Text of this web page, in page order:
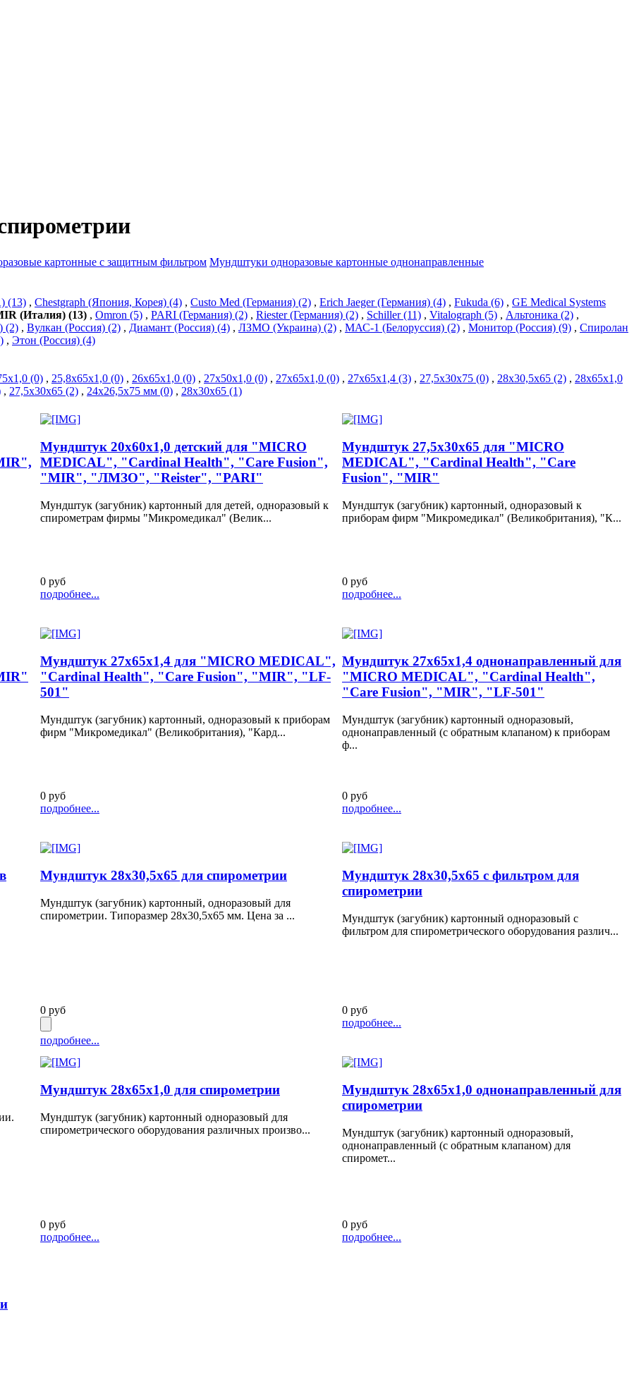
картонные с защитным фильтром Мундштуки одноразовые картонные однонаправленные
(13) , Chestgraph (Япония, Корея) (4) , Custo Med (Германия) (2) , Erich Jaeger (Германия) (4) , Fukuda (6) , GE Medical Systems
(Италия) (13) , Omron (5) , PARI (Германия) (2) , Riester (Германия) (2) , Schiller (11) , Vitalograph (5) , Альтоника (2) ,
(2) , Вулкан (Россия) (2) , Диамант (Россия) (4) , ЛЗМО (Украина) (2) , МАС-1 (Белоруссия) (2) , Монитор (Россия) (9) , Спиролан
, Этон (Россия) (4)
(0) , 25,8х65х1,0 (0) , 26х65х1,0 (0) , 27х50х1,0 (0) , 27х65х1,0 (0) , 27х65х1,4 (3) , 27,5х30х75 (0) , 28х30,5х65 (2) , 28х65х1,0
, 27,5х30х65 (2) , 24х26,5х75 мм (0) , 28х30х65 (1)
Мундштук 20х60х1,0 детский для "MICRO
MEDICAL", "Cardinal Health", "Care Fusion",
"MIR", "ЛМЗО", "Reister", "PARI"
Мундштук (загубник) картонный для детей, одноразовый к
спирометрам фирмы "Микромедикал" (Велик...
0 руб
подробнее...
Мундштук 27,5х30х65 для "MICRO
MEDICAL", "Cardinal Health", "Care
Fusion", "MIR"
Мундштук (загубник) картонный, одноразовый к
приборам фирм "Микромедикал" (Великобритания), "К...
0 руб
подробнее...
Мундштук 27х65х1,4 для "MICRO MEDICAL",
"Cardinal Health", "Care Fusion", "MIR", "LF-
501"
Мундштук (загубник) картонный, одноразовый к приборам
фирм "Микромедикал" (Великобритания), "Кард...
0 руб
подробнее...
Мундштук 27х65х1,4 однонаправленный для
"MICRO MEDICAL", "Cardinal Health",
"Care Fusion", "MIR", "LF-501"
Мундштук (загубник) картонный одноразовый,
однонаправленный (с обратным клапаном) к приборам
ф...
0 руб
подробнее...
Мундштук 28х30,5х65 для спирометрии
Мундштук (загубник) картонный, одноразовый для
спирометрии. Типоразмер 28х30,5х65 мм. Цена за ...
0 руб
подробнее...
Мундштук 28х30,5х65 с фильтром для
спирометрии
Мундштук (загубник) картонный одноразовый с
фильтром для спирометрического оборудования различ...
0 руб
подробнее...
Мундштук 28х65х1,0 для спирометрии
Мундштук (загубник) картонный одноразовый для
спирометрического оборудования различных произво...
0 руб
подробнее...
Мундштук 28х65х1,0 однонаправленный для
спирометрии
Мундштук (загубник) картонный одноразовый,
однонаправленный (с обратным клапаном) для
спиромет...
0 руб
подробнее...